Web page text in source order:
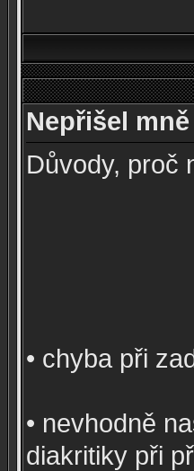
Nepřišel
Důvody, proč
• chyba při
• nevhodně
diakritiky při